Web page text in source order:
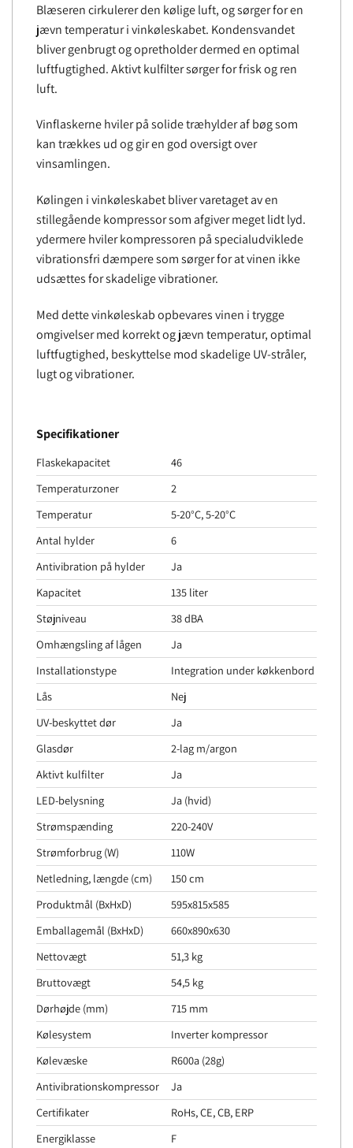
Blæseren cirkulerer den kølige luft, og sørger for en
jævn temperatur i vinkøleskabet. Kondensvandet
bliver genbrugt og opretholder dermed en optimal
luftfugtighed. Aktivt kulfilter sørger for frisk og ren
luft.
Vinflaskerne hviler på solide træhylder af bøg som
kan trækkes ud og gir en god oversigt over
vinsamlingen.
Kølingen i vinkøleskabet bliver varetaget av en
stillegående kompressor som afgiver meget lidt lyd.
ydermere hviler kompressoren på specialudviklede
vibrationsfri dæmpere som sørger for at vinen ikke
udsættes for skadelige vibrationer.
Med dette vinkøleskab opbevares vinen i trygge
omgivelser med korrekt og jævn temperatur, optimal
luftfugtighed, beskyttelse mod skadelige UV-stråler,
lugt og vibrationer.
Specifikationer
Flaskekapacitet
46
Temperaturzoner
2
Temperatur
5-20°C, 5-20°C
Antal hylder
6
Antivibration på hylder
Ja
Kapacitet
135 liter
Støjniveau
38 dBA
Omhængsling af lågen
Ja
Installationstype
Integration under køkkenbord
Lås
Nej
UV-beskyttet dør
Ja
Glasdør
2-lag m/argon
Aktivt kulfilter
Ja
LED-belysning
Ja (hvid)
Strømspænding
220-240V
Strømforbrug (W)
110W
Netledning, længde (cm)
150 cm
Produktmål (BxHxD)
595x815x585
Emballagemål (BxHxD)
660x890x630
Nettovægt
51,3 kg
Bruttovægt
54,5 kg
Dørhøjde (mm)
715 mm
Kølesystem
Inverter kompressor
Kølevæske
R600a (28g)
Antivibrationskompressor
Ja
Certifikater
RoHs, CE, CB, ERP
Energiklasse
F